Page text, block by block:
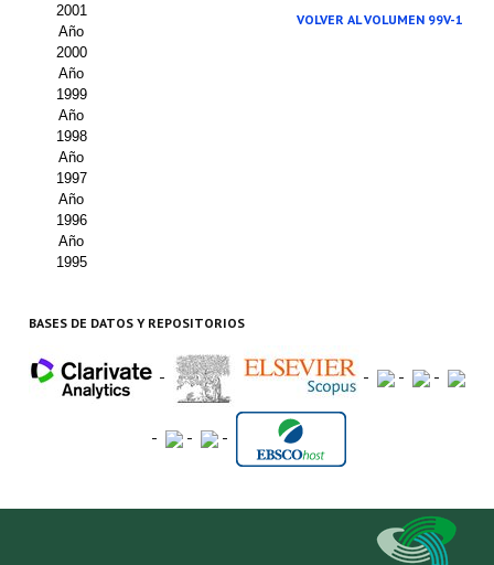
2001
Año
2000
Año
1999
Año
1998
Año
1997
Año
1996
Año
1995
VOLVER AL VOLUMEN 99V-1
BASES DE DATOS Y REPOSITORIOS
- - - -
- - -